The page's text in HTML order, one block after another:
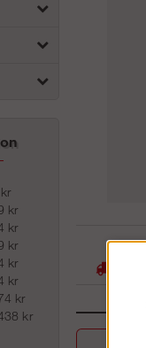
kr
kr
kr
kr
kr
kr
kr